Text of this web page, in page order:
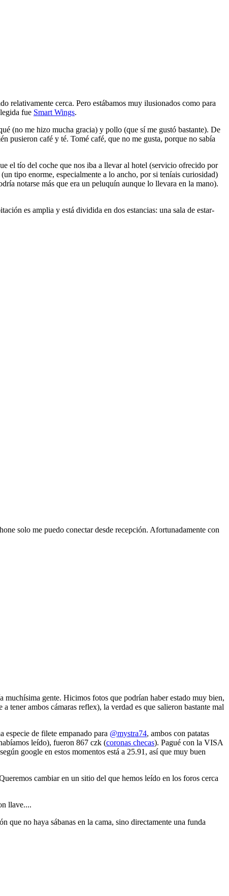
relativamente cerca. Pero estábamos muy ilusionados como para
fue Smart Wings.
(no me hizo mucha gracia) y pollo (que sí me gustó bastante). De
pusieron café y té. Tomé café, que no me gusta, porque no sabía
el tío del coche que nos iba a llevar al hotel (servicio ofrecido por
tipo enorme, especialmente a lo ancho, por si teníais curiosidad)
notarse más que era un peluquín aunque lo llevara en la mano).
es amplia y está dividida en dos estancias: una sala de estar-
solo me puedo conectar desde recepción. Afortunadamente con
muchísima gente. Hicimos fotos que podrían haber estado muy bien,
tener ambos cámaras reflex), la verdad es que salieron bastante mal
especie de filete empanado para @mystra74, ambos con patatas
leído), fueron 867 czk (coronas checas). Pagué con la VISA
google en estos momentos está a 25.91, así que muy buen
cambiar en un sitio del que hemos leído en los foros cerca
llave....
no haya sábanas en la cama, sino directamente una funda